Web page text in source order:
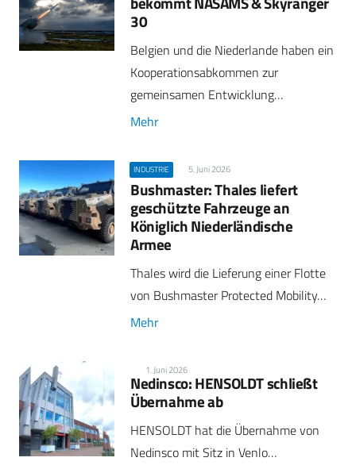
30
Belgien und die Niederlande haben ein
Kooperationsabkommen zur
gemeinsamen Entwicklung…
Mehr
INDUSTRIE 5. Juni 2026
Bushmaster: Thales liefert
geschützte Fahrzeuge an
Königlich Niederländische
Armee
Thales wird die Lieferung einer Flotte
von Bushmaster Protected Mobility…
Mehr
1. Juni 2026
Nedinsco: HENSOLDT schließt
Übernahme ab
HENSOLDT hat die Übernahme von
Nedinsco mit Sitz in Venlo…